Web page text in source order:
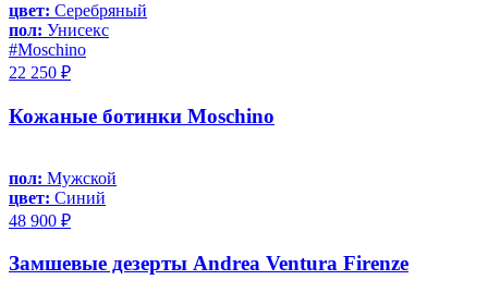
цвет: Серебряный
пол: Унисекс
#Moschino
22 250 ₽
Кожаные ботинки Moschino
пол: Мужской
цвет: Синий
48 900 ₽
Замшевые дезерты Andrea Ventura Firenze